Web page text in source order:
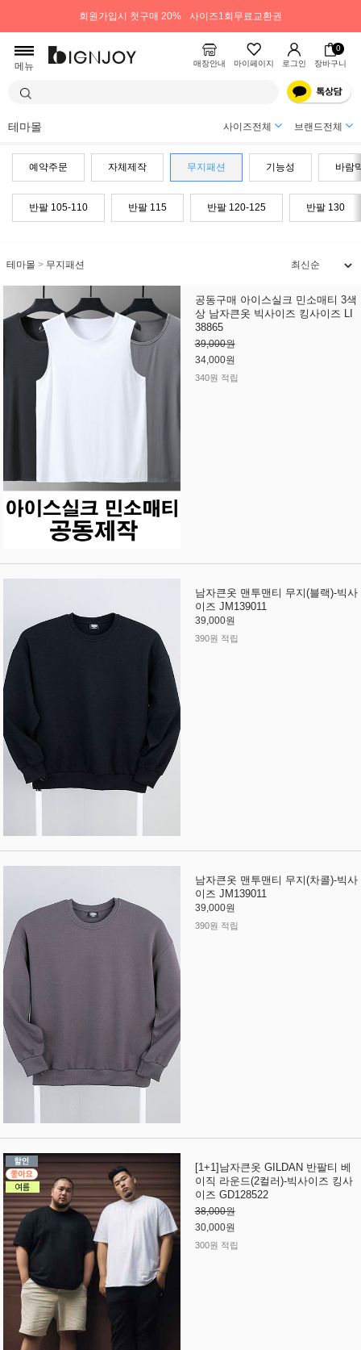
회원가입시 첫구매 20% 사이즈1회무료교환권
메뉴 매장안내 마이페이지 로그인
0
장바구니
테마몰 사이즈전체 브랜드전체
예약주문 자체제작 무지패션 기능성 바람
반팔 105-110 반팔 115 반팔 120-125 반팔 130
테마몰 > 무지패션
공동구매 아이스실크 민소매티 3색
상 남자큰옷 빅사이즈 킹사이즈 LI
38865
39,000원
34,000원
340원 적립
남자큰옷 맨투맨티 무지(블랙)-빅사
이즈 JM139011
39,000원
390원 적립
남자큰옷 맨투맨티 무지(차콜)-빅사
이즈 JM139011
39,000원
390원 적립
[1+1]남자큰옷 GILDAN 반팔티 베
이직 라운드(2컬러)-빅사이즈 킹사
이즈 GD128522
38,000원
30,000원
300원 적립